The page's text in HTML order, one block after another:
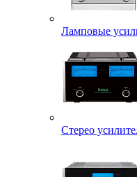
Ламповые
Стерео